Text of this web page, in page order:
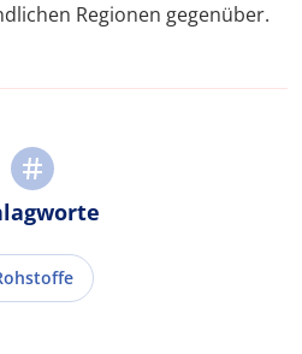
Regionen gegenüber.